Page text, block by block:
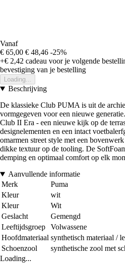
Vanaf
€ 65,00 € 48,46 -25%
+€ 2,42 cadeau voor je volgende
bevestiging van je bestelling
Loading...
Beschrijving
De klassieke Club PUMA is uit de
vormgegeven voor een nieuwe
Club II Era - een nieuwe kijk op de
designelementen en een intact
omarmen street style met een
dikke textuur op de tooling. De
demping en optimaal comfort op elk
Aanvullende informatie
Merk
Puma
Kleur
wit
Kleur
Wit
Geslacht
Gemengd
Leeftijdsgroep
Volwassene
Hoofdmateriaal synthetisch materiaal /
Schoenzool
synthetische zool met
Loading...